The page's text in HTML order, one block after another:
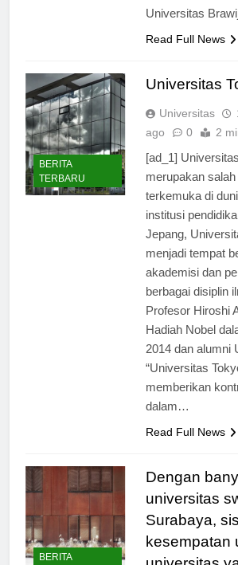
AR, M.Sc.,
BERITA
TERBARU
Universitas
Universitas
[ad_1]
merupakan salah
terkemuka di
institusi
Jepang,
menjadi tempat
akademisi dan
berbagai disiplin
Profesor Hiroshi
Hadiah Nobel
2014 dan alumni
“Universitas
memberikan
Dengan
universitas
Surabaya,
kesempatan